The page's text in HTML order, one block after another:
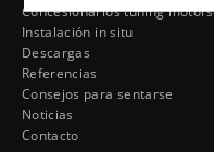
Concesionarios tuning
Instalación in situ
Descargas
Referencias
Consejos para sentarse
Noticias
Contacto